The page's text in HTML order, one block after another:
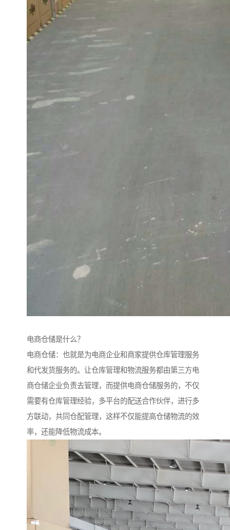
电商仓储是什么？
电商仓储：也就是为电商企业和商家提供仓库管理服务
和代发货服务的。让仓库管理和物流服务都由第三方电
商仓储企业负责去管理，而提供电商仓储服务的，不仅
需要有仓库管理经验，多平台的配送合作伙伴，进行多
方联动，共同仓配管理，这样不仅能提高仓储物流的效
率，还能降低物流成本。